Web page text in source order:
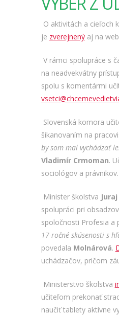
O aktivitách a cieľoch
je zverejnenýaj na
V rámci spolupráce s
na neadvekvátny
spolu s komentármi
Slovenská komora
šikanovaním na
by som mal vychádzať
Vladimír Crmoman.
sociológov a právnikov.
Minister školstva
spolupráci pri
spoločnosti Profesia a
17-ročné skúsenosti s
povedala Molnárová.
uchádzačov, pričom
Ministerstvo školstva
učiteľom prekonať
naučiť tablety aktívne